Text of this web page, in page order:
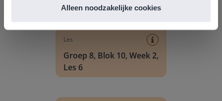
Alleen noodzakelijke cookies
Les
Groep 8, Blok 10, Week 2,
Les 6